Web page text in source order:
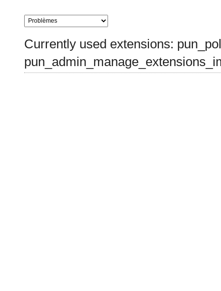
Currently used extensions: